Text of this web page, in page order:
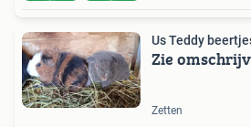
Us Teddy
Zie
Zetten